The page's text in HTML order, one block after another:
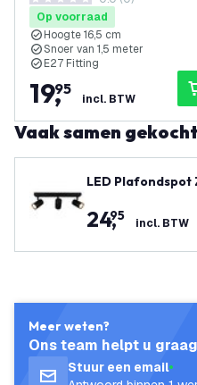
0 score sterren
Op voorraad
Hoogte 16,5 cm
Snoer van 1,5 meter
E27 Fitting
19,
95
incl. BTW
Vaak samen gekocht
LED Plafondspot
aar - 3W -
24,
95 incl. BTW
Meer weten?
Ons team helpt u
Stuur een email